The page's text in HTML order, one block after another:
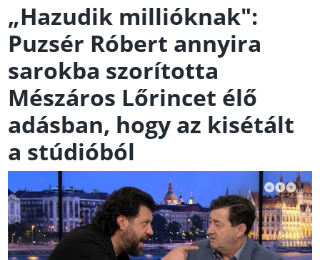
„Hazudik millióknak":
Puzsér Róbert annyira
sarokba szorította
Mészáros Lőrincet élő
adásban, hogy az kisétált
a stúdióból